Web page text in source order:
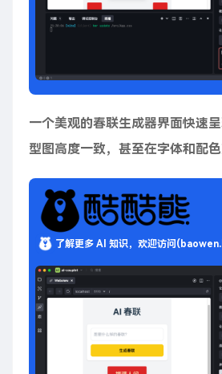
一个美观的春联生成器界面快速
型图高度一致，甚至在字体和配色
了解更多 AI 知识，欢迎访问